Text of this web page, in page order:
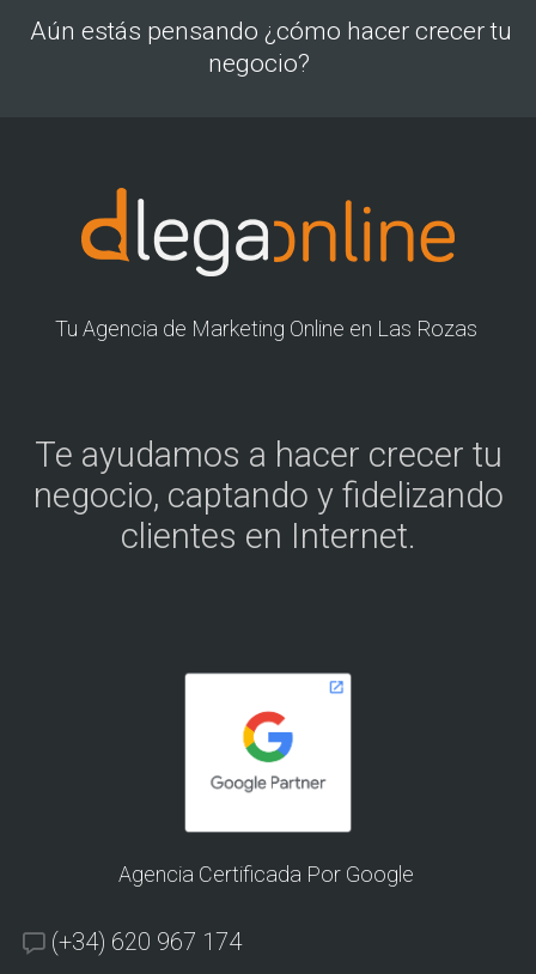
Aún estás pensando ¿cómo hacer crecer tu
negocio?
Tu Agencia de Marketing Online en Las Rozas
Te ayudamos a hacer crecer tu
negocio, captando y fidelizando
clientes en Internet.
Agencia Certificada Por Google
(+34) 620 967 174